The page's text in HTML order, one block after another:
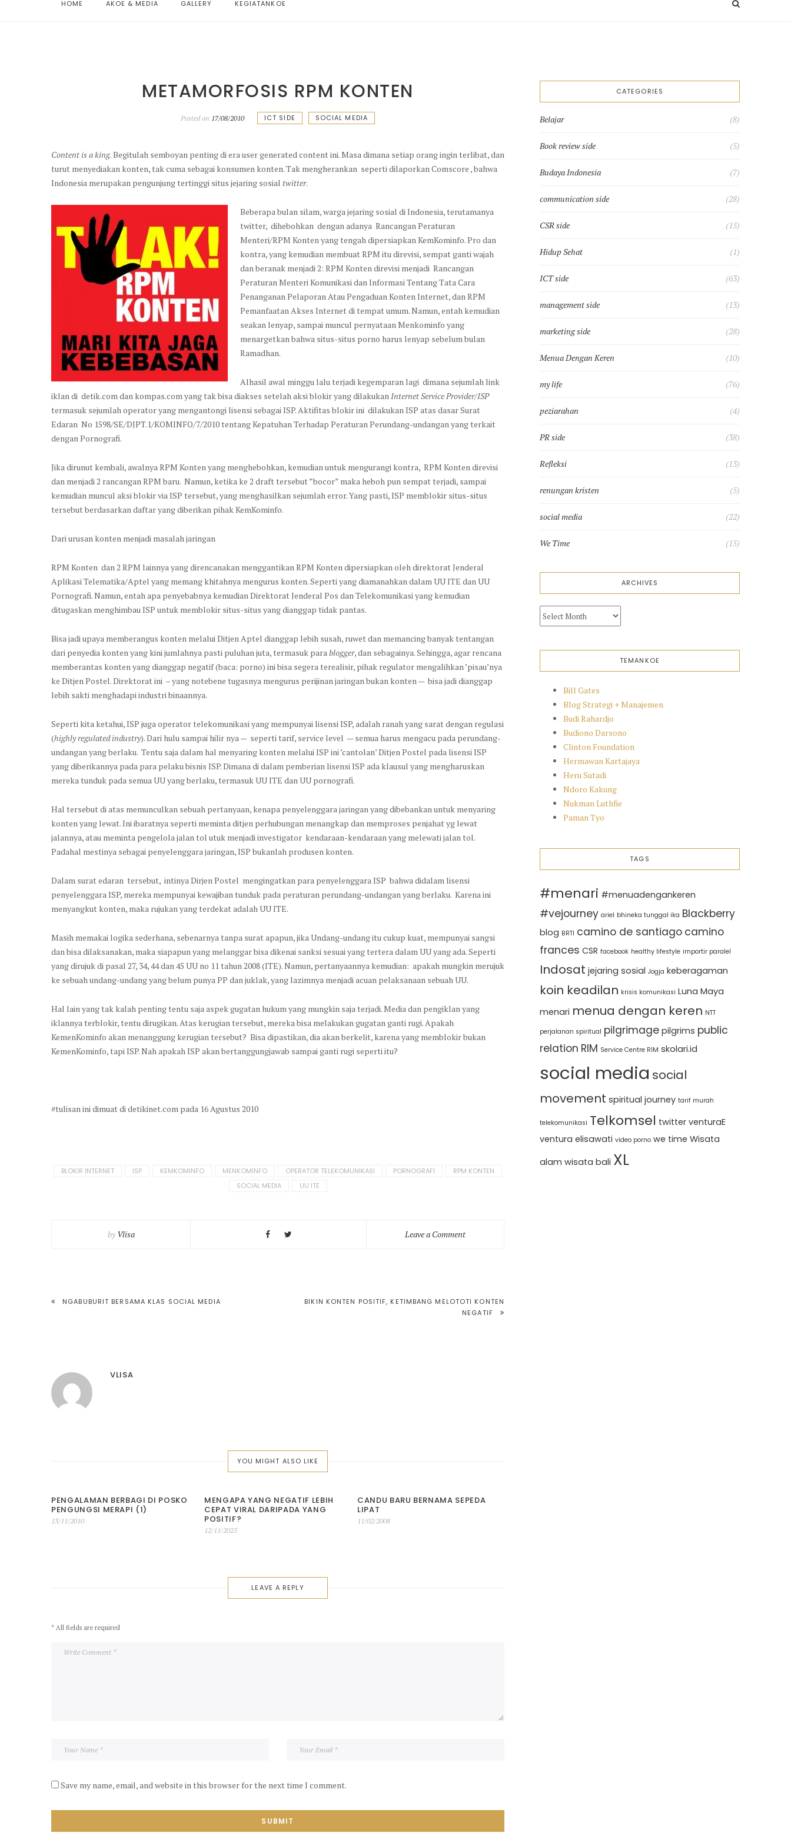
HOME AKOE & MEDIA GALLERY KEGIATANKOE
METAMORFOSIS RPM KONTEN
Posted on 17/08/2010 ICT SIDE SOCIAL MEDIA
Content is a king. Begitulah semboyan penting di era user generated content ini. Masa dimana setiap orang ingin terlibat, dan
turut menyediakan konten, tak cuma sebagai konsumen konten. Tak mengherankan seperti dilaporkan Comscore , bahwa
Indonesia merupakan pengunjung tertinggi situs jejaring sosial twitter.
Beberapa bulan silam, warga jejaring sosial di Indonesia, terutamanya
twitter, dihebohkan dengan adanya Rancangan Peraturan
Menteri/RPM Konten yang tengah dipersiapkan KemKominfo. Pro dan
kontra, yang kemudian membuat RPM itu direvisi, sempat ganti wajah
dan beranak menjadi 2: RPM Konten direvisi menjadi Rancangan
Peraturan Menteri Komunikasi dan Informasi Tentang Tata Cara
Penanganan Pelaporan Atau Pengaduan Konten Internet, dan RPM
Pemanfaatan Akses Internet di tempat umum. Namun, entah kemudian
seakan lenyap, sampai muncul pernyataan Menkominfo yang
menargetkan bahwa situs-situs porno harus lenyap sebelum bulan
Ramadhan.
Alhasil awal minggu lalu terjadi kegemparan lagi dimana sejumlah link
iklan di detik.com dan kompas.com yang tak bisa diakses setelah aksi blokir yang dilakukanInternet Service Provider/ISP
termasuk sejumlah operator yang mengantongi lisensi sebagai ISP. Aktifitas blokir ini dilakukan ISP atas dasar Surat
Edaran No 1598/SE/DJPT.1/KOMINFO/7/2010 tentang Kepatuhan Terhadap Peraturan Perundang-undangan yang terkait
dengan Pornografi.
Jika dirunut kembali, awalnya RPM Konten yang menghebohkan, kemudian untuk mengurangi kontra, RPM Konten direvisi
dan menjadi 2 rancangan RPM baru. Namun, ketika ke 2 draft tersebut ”bocor” maka heboh pun sempat terjadi, sampai
kemudian muncul aksi blokir via ISP tersebut, yang menghasilkan sejumlah error. Yang pasti, ISP memblokir situs-situs
tersebut berdasarkan daftar yang diberikan pihak KemKominfo.
Dari urusan konten menjadi masalah jaringan
RPM Konten dan 2 RPM lainnya yang direncanakan menggantikan RPM Konten dipersiapkan oleh direktorat Jenderal
Aplikasi Telematika/Aptel yang memang khitahnya mengurus konten. Seperti yang diamanahkan dalam UU ITE dan UU
Pornografi. Namun, entah apa penyebabnya kemudian Direktorat Jenderal Pos dan Telekomunikasi yang kemudian
ditugaskan menghimbau ISP untuk memblokir situs-situs yang dianggap tidak pantas.
Bisa jadi upaya memberangus konten melalui Ditjen Aptel dianggap lebih susah, ruwet dan memancing banyak tentangan
dari penyedia konten yang kini jumlahnya pasti puluhan juta, termasuk parablogger, dan sebagainya. Sehingga, agar rencana
memberantas konten yang dianggap negatif (baca: porno) ini bisa segera terealisir, pihak regulator mengalihkan ’pisau’nya
ke Ditjen Postel. Direktorat ini – yang notebene tugasnya mengurus perijinan jaringan bukan konten — bisa jadi dianggap
lebih sakti menghadapi industri binaannya.
Seperti kita ketahui, ISP juga operator telekomunikasi yang mempunyai lisensi ISP, adalah ranah yang sarat dengan regulasi
(highly regulated industry). Dari hulu sampai hilir nya — seperti tarif, service level — semua harus mengacu pada perundang-
undangan yang berlaku. Tentu saja dalam hal menyaring konten melalui ISP ini ’cantolan’ Ditjen Postel pada lisensi ISP
yang diberikannya pada para pelaku bisnis ISP. Dimana di dalam pemberian lisensi ISP ada klausul yang mengharuskan
mereka tunduk pada semua UU yang berlaku, termasuk UU ITE dan UU pornografi.
Hal tersebut di atas memunculkan sebuah pertanyaan, kenapa penyelenggara jaringan yang dibebankan untuk menyaring
konten yang lewat. Ini ibaratnya seperti meminta ditjen perhubungan menangkap dan memproses penjahat yg lewat
jalannya, atau meminta pengelola jalan tol utuk menjadi investigator kendaraan-kendaraan yang melewati jalan tol.
Padahal mestinya sebagai penyelenggara jaringan, ISP bukanlah produsen konten.
Dalam surat edaran tersebut, intinya Dirjen Postel mengingatkan para penyelenggara ISP bahwa didalam lisensi
penyelenggara ISP, mereka mempunyai kewajiban tunduk pada peraturan perundang-undangan yang berlaku. Karena ini
menyangkut konten, maka rujukan yang terdekat adalah UU ITE.
Masih memakai logika sederhana, sebenarnya tanpa surat apapun, jika Undang-undang itu cukup kuat, mempunyai sangsi
dan bisa dilaksanakan, maka siapapun yang melanggar bisa dikenai sanksi sesuai yang tertera dalam UU yang ada. Seperti
yang dirujuk di pasal 27, 34, 44 dan 45 UU no 11 tahun 2008 (ITE). Namun, pertanyaannya kemudian: apakah mungkin merujuk
ke sebuah undang-undang yang belum punya PP dan juklak, yang lazimnya menjadi acuan pelaksanaan sebuah UU.
Hal lain yang tak kalah penting tentu saja aspek gugatan hukum yang mungkin saja terjadi. Media dan pengiklan yang
iklannya terblokir, tentu dirugikan. Atas kerugian tersebut, mereka bisa melakukan gugatan ganti rugi. Apakah
KemenKominfo akan menanggung kerugian tersebut? Bisa dipastikan, dia akan berkelit, karena yang memblokir bukan
KemenKominfo, tapi ISP. Nah apakah ISP akan bertanggungjawab sampai ganti rugi seperti itu?
#tulisan ini dimuat di detikinet.com pada 16 Agustus 2010
Tagged
BLOKIR INTERNET ISP KEMKOMINFO MENKOMINFO OPERATOR TELEKOMUNIKASI PORNOGRAFI
RPM KONTEN
SOCIAL MEDIA
UU ITE
byVlisa Leave a Commenton
POST
BIKIN KONTEN POSITIF, KETIMBANG MELOTOTI KONTEN
NEGATIF
NGABUBURIT BERSAMA KLAS SOCIAL MEDIA
VLISA
YOU MIGHT ALSO LIKE
PENGALAMAN BERBAGI DI POSKO
PENGUNGSI MERAPI (1)
Posted
13/11/2010
MENGAPA YANG NEGATIF LEBIH
CEPAT VIRAL DARIPADA YANG
POSITIF?
Posted
12/11/2025
CANDU BARU BERNAMA SEPEDA
LIPAT
Posted
11/02/2008
LEAVE A REPLY
* All fields are required
Save my name, email, and website in this browser for the next time I comment.
SUBMIT
CATEGORIES
Belajar (8)
Book review side (5)
Budaya Indonesia (7)
communication side (28)
CSR side (15)
Hidup Sehat (1)
ICT side (63)
management side (13)
marketing side (28)
Menua Dengan Keren (10)
my life (76)
peziarahan (4)
PR side (38)
Refleksi (13)
renungan kristen (5)
social media (22)
We Time (15)
ARCHIVES
Archives
TEMANKOE
Bill Gates
Blog Strategi + Manajemen
Budi Rahardjo
Budiono Darsono
Clinton Foundation
Hermawan Kartajaya
Heru Sutadi
Ndoro Kakung
Nukman Luthfie
Paman Tyo
TAGS
#menari #menuadengankeren
#vejourney ariel bhineka tunggal ika Blackberry
blog BRTI camino de santiago camino
frances CSR facebook healthy lifestyle importir paralel
Indosat jejaring sosial Jogja keberagaman
koin keadilan krisis komunikasi Luna Maya
menari menua dengan keren NTT
perjalanan spiritual pilgrimage pilgrims public
relation RIM Service Centre RIM skolari.id
social media social
movement spiritual journey tarif murah
telekomunikasi Telkomsel twitter venturaE
ventura elisawati video porno we time Wisata
alam wisata bali XL